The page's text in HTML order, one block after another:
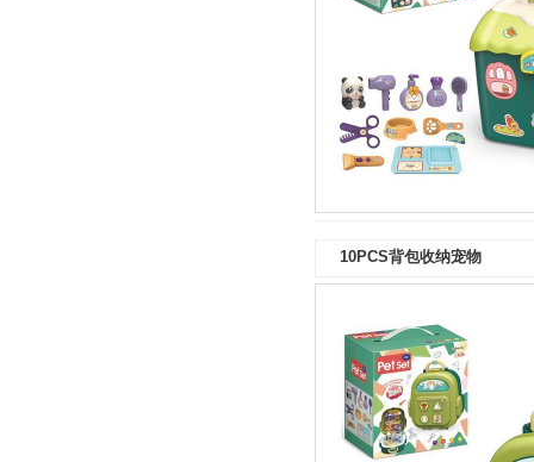
10PCS背包收纳宠物